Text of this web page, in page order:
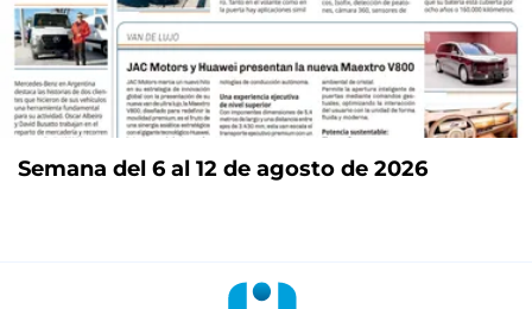
Semana del 6 al 12 de agosto de 2026